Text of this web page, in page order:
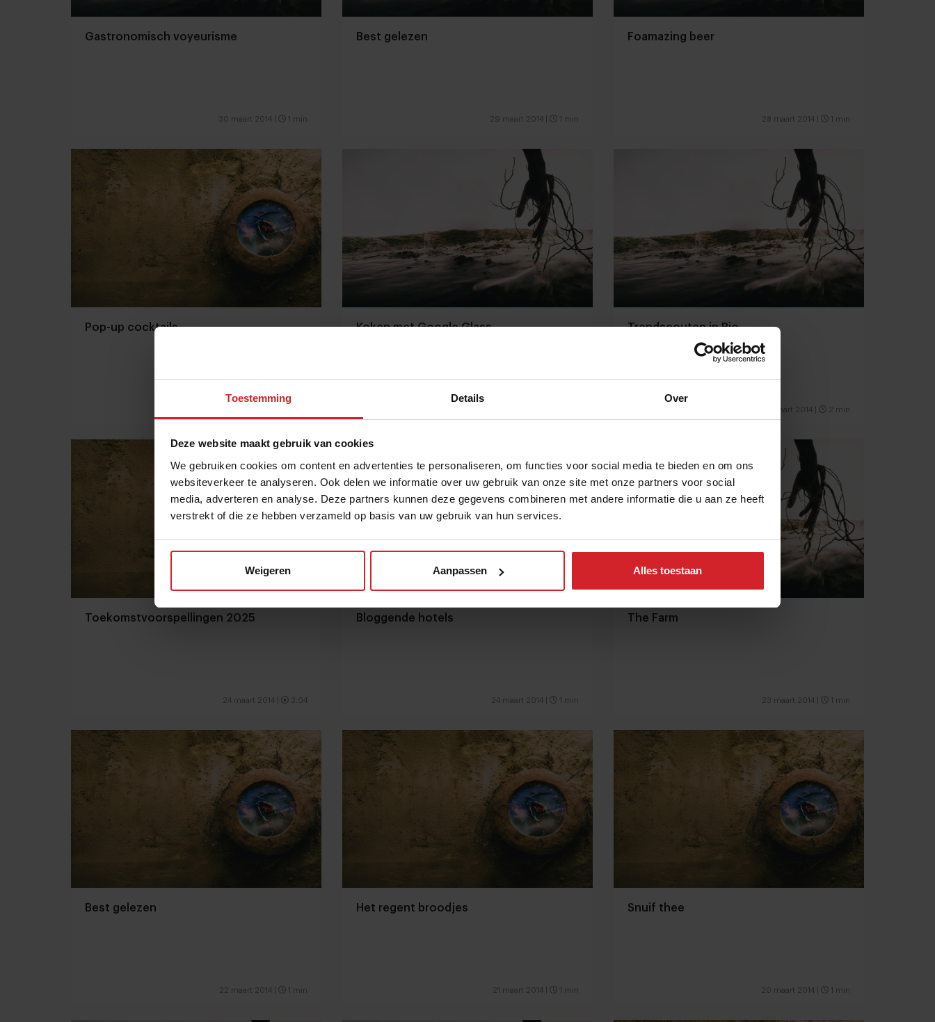
Toestemming Details Over
Deze website maakt gebruik van cookies
We gebruiken cookies om content en advertenties te personaliseren, om functies voor social media te bieden en om ons
websiteverkeer te analyseren. Ook delen we informatie over uw gebruik van onze site met onze partners voor social
media, adverteren en analyse. Deze partners kunnen deze gegevens combineren met andere informatie die u aan ze heeft
verstrekt of die ze hebben verzameld op basis van uw gebruik van hun services.
Weigeren Aanpassen Alles toestaan
Gastronomisch voyeurisme
30 maart 2014 1 min
Best gelezen
29 maart 2014 1 min
Foamazing beer
28 maart 2014 1 min
Pop-up cocktails Koken met Google Glass Trendscouten in Rio
25 maart 2014 2 min
Toekomstvoorspellingen 2025
24 maart 2014 3:04
Bloggende hotels
24 maart 2014 1 min
The Farm
23 maart 2014 1 min
Best gelezen
22 maart 2014 1 min
Het regent broodjes
21 maart 2014 1 min
Snuif thee
20 maart 2014 1 min